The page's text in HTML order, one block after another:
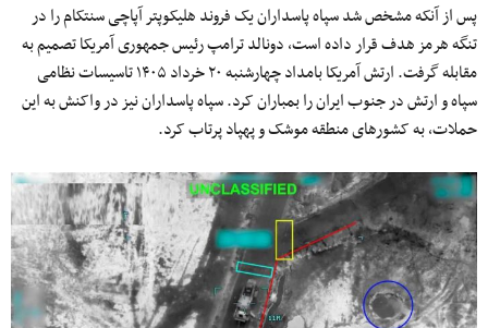
پس از آنکه مشخص شد سپاه پاسداران یک فروند هلیکوپتر آپاچی سنتکام را در
تنگه هرمز هدف قرار داده است، دونالد ترامپ رئیس جمهوری آمریکا تصمیم به
مقابله گرفت. ارتش آمریکا بامداد چهارشنبه ۲۰ خرداد ۱۴۰۵ تاسیسات نظامی
سپاه و ارتش در جنوب ایران را بمباران کرد. سپاه پاسداران نیز در واکنش به این
حملات، به کشورهای منطقه موشک و پهپاد پرتاب کرد.